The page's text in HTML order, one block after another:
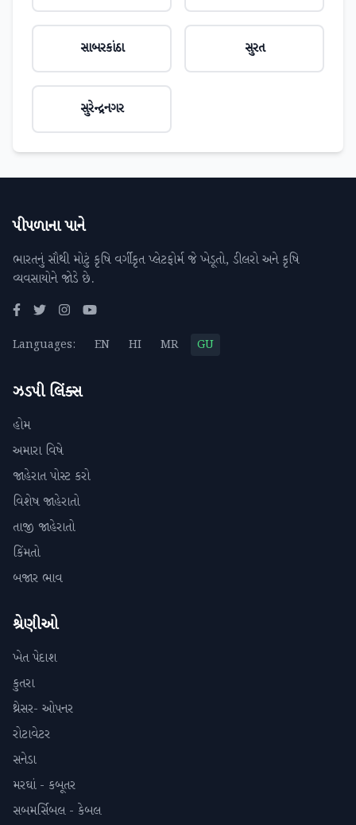
સાબરકાંઠા સુરત
સુરેન્દ્રનગર
પીપળાના પાને
ભારતનું સૌથી મોટું કૃષિ વર્ગીકૃત પ્લેટફોર્મ જે ખેડૂતો, ડીલરો અને કૃષિ
વ્યવસાયોને જોડે છે.
Languages: EN HI MR GU
ઝડપી લિંક્સ
હોમ
અમારા વિષે
જાહેરાત પોસ્ટ કરો
વિશેષ જાહેરાતો
તાજી જાહેરાતો
કિંમતો
બજાર ભાવ
શ્રેણીઓ
ખેત પેદાશ
કુતરા
થ્રેસર- ઓપનર
રોટાવેટર
સનેડા
મરઘાં - કબૂતર
સબમર્સિબલ - કેબલ